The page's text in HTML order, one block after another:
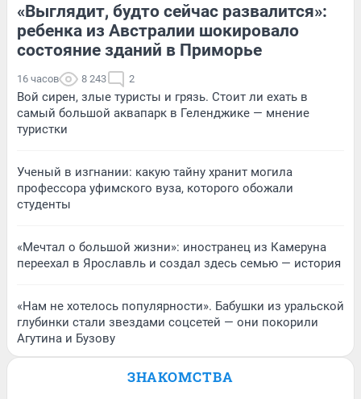
«Выглядит, будто сейчас развалится»:
ребенка из Австралии шокировало
состояние зданий в Приморье
16 часов 8 243 2
Вой сирен, злые туристы и грязь. Стоит ли ехать в
самый большой аквапарк в Геленджике — мнение
туристки
Ученый в изгнании: какую тайну хранит могила
профессора уфимского вуза, которого обожали
студенты
«Мечтал о большой жизни»: иностранец из Камеруна
переехал в Ярославль и создал здесь семью — история
«Нам не хотелось популярности». Бабушки из уральской
глубинки стали звездами соцсетей — они покорили
Агутина и Бузову
ЗНАКОМСТВА